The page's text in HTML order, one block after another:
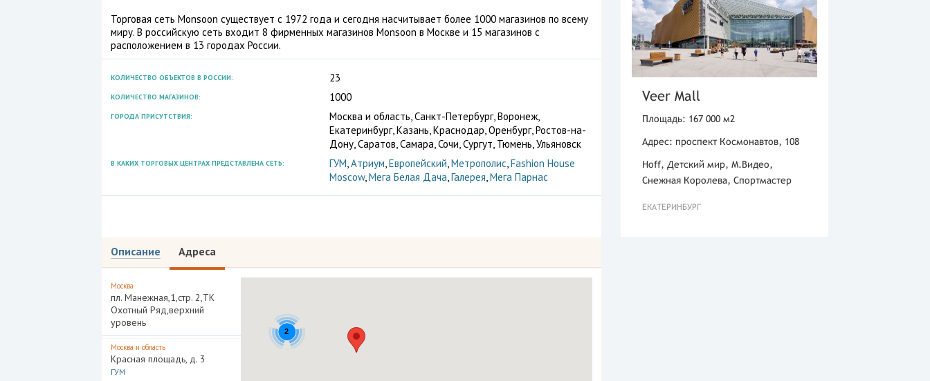
Торговая сеть Monsoon существует с 1972 года и сегодня насчитывает более 1000 магазинов по всему
миру. В российскую сеть входит 8 фирменных магазинов Monsoon в Москве и 15 магазинов с
расположением в 13 городах России.
КОЛИЧЕСТВО ОБЪЕКТОВ В РОССИИ: 23
КОЛИЧЕСТВО МАГАЗИНОВ: 1000
ГОРОДА ПРИСУТСТВИЯ:
Москва и область, Санкт-Петербург, Воронеж,
Екатеринбург, Казань, Краснодар, Оренбург, Ростов-на-
Дону, Саратов, Самара, Сочи, Сургут, Тюмень, Ульяновск
В КАКИХ ТОРГОВЫХ ЦЕНТРАХ ПРЕДСТАВЛЕНА СЕТЬ: ГУМ,Атриум,Европейский,Метрополис,Fashion House
Moscow,Мега Белая Дача,Галерея,Мега Парнас
Описание Адреса
Москва
пл. Манежная,1,стр. 2,ТК
Охотный Ряд,верхний
уровень
Москва и область
Красная площадь, д. 3
ГУМ
2
Veer Mall
Площадь: 167 000 м2
Адрес: проспект Космонавтов, 108
Hoff, Детский мир, М.Видео,
Снежная Королева, Спортмастер
ЕКАТЕРИНБУРГ